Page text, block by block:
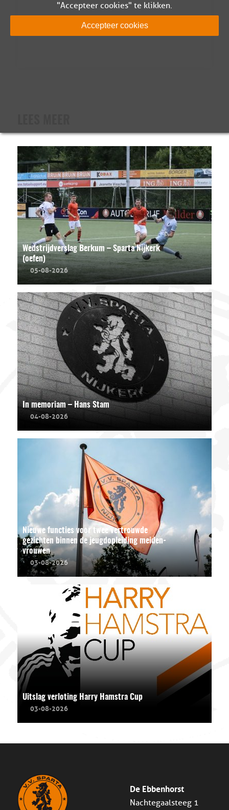
Wedstrijdverslag Berkum – Sparta Nijkerk
(oefen)
05-08-2026
In memoriam – Hans Stam
04-08-2026
Nieuwe functies voor twee vertrouwde
gezichten binnen de jeugdopleiding meiden-
vrouwen
03-08-2026
Uitslag verloting Harry Hamstra Cup
03-08-2026
De Ebbenhorst
Nachtegaalsteeg 1
"Accepteer cookies" te klikken.
Accepteer cookies